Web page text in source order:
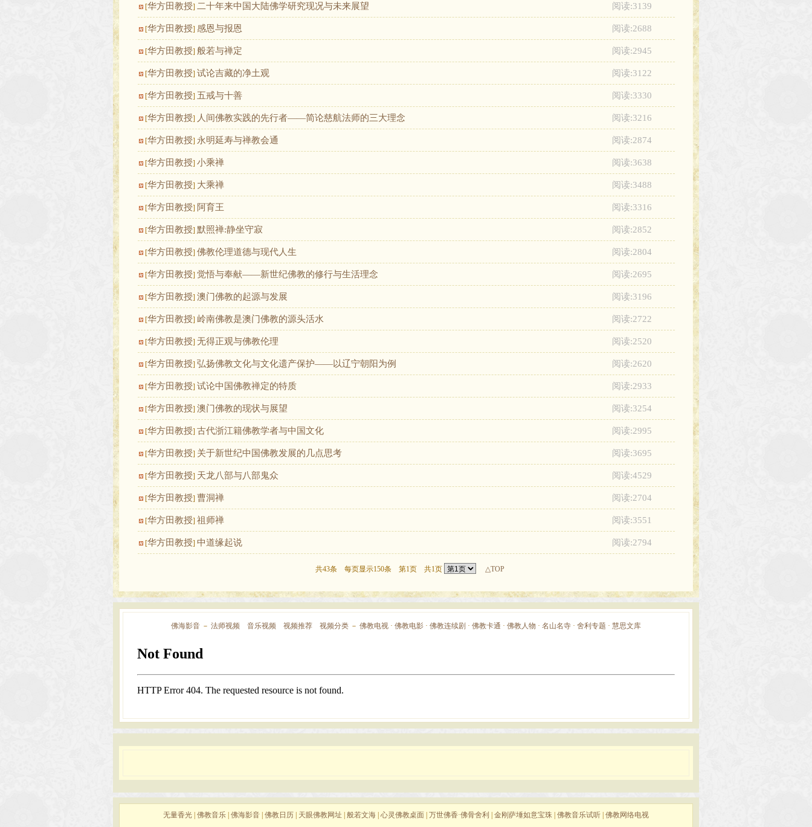
[华方田教授] 二十年来中国大陆佛学研究现况与未来展望 阅读:3139
[华方田教授] 感恩与报恩 阅读:2688
[华方田教授] 般若与禅定 阅读:2945
[华方田教授] 试论吉藏的净土观 阅读:3122
[华方田教授] 五戒与十善 阅读:3330
[华方田教授] 人间佛教实践的先行者——简论慈航法师的三大理念 阅读:3216
[华方田教授] 永明延寿与禅教会通 阅读:2874
[华方田教授] 小乘禅 阅读:3638
[华方田教授] 大乘禅 阅读:3488
[华方田教授] 阿育王 阅读:3316
[华方田教授] 默照禅:静坐守寂 阅读:2852
[华方田教授] 佛教伦理道德与现代人生 阅读:2804
[华方田教授] 觉悟与奉献——新世纪佛教的修行与生活理念 阅读:2695
[华方田教授] 澳门佛教的起源与发展 阅读:3196
[华方田教授] 岭南佛教是澳门佛教的源头活水 阅读:2722
[华方田教授] 无得正观与佛教伦理 阅读:2520
[华方田教授] 弘扬佛教文化与文化遗产保护——以辽宁朝阳为例 阅读:2620
[华方田教授] 试论中国佛教禅定的特质 阅读:2933
[华方田教授] 澳门佛教的现状与展望 阅读:3254
[华方田教授] 古代浙江籍佛教学者与中国文化 阅读:2995
[华方田教授] 关于新世纪中国佛教发展的几点思考 阅读:3695
[华方田教授] 天龙八部与八部鬼众 阅读:4529
[华方田教授] 曹洞禅 阅读:2704
[华方田教授] 祖师禅 阅读:3551
[华方田教授] 中道缘起说 阅读:2794
共43条 每页显示150条 第1页 共1页 △TOP
佛海影音 － 法师视频 音乐视频 视频推荐 视频分类 － 佛教电视 · 佛教电影 · 佛教连续剧 · 佛教卡通 · 佛教人物 · 名山名寺 · 舍利专题 · 慧思文库
无量香光 佛教音乐 佛海影音 佛教日历 天眼佛教网址 般若文海 心灵佛教桌面 万世佛香·佛骨舍利 金刚萨埵如意宝珠 佛教音乐试听 佛教网络电视